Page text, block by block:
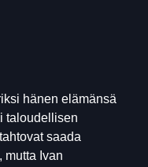
hänen elämänsä
taloudellisen
saada
mutta Ivan